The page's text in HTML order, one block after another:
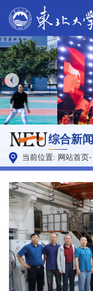
综合新闻
当前位置: 网站首页-